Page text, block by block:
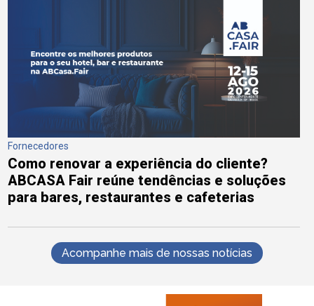
Fornecedores
Como renovar a experiência do cliente?
ABCASA Fair reúne tendências e soluções
para bares, restaurantes e cafeterias
Acompanhe mais de nossas notícias